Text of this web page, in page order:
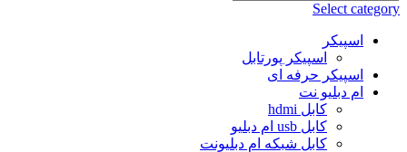
Select category
اسپیکر
اسپیکر پورتابل
اسپیکر حرفه ای
ام دبلیو نت
کابل hdmi
کابل usb ام دبلیو
کابل شبکه ام دبلیونت